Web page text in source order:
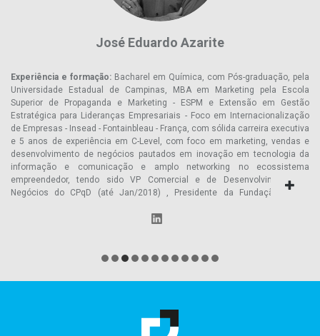
José Eduardo Azarite
Experiência e formação: Bacharel em Química, com Pós-graduação, pela
Universidade Estadual de Campinas, MBA em Marketing pela Escola
Superior de Propaganda e Marketing - ESPM e Extensão em Gestão
Estratégica para Lideranças Empresariais - Foco em Internacionalização
de Empresas - Insead - Fontainbleau - França, com sólida carreira executiva
e 5 anos de experiência em C-Level, com foco em marketing, vendas e
desenvolvimento de negócios pautados em inovação em tecnologia da
informação e comunicação e amplo networking no ecossistema
empreendedor, tendo sido VP Comercial e de Desenvolvimento de
Negócios do CPqD (até Jan/2018) , Presidente da Fundação Fórum
Inovação Corporativa da Venture Hub (aceleradora multiestágio de
desenvolvimento econômico da Região Metropolitana de Campinas,